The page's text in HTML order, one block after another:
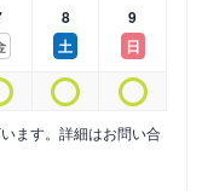
8
土
9
日
ます。詳細はお問い合